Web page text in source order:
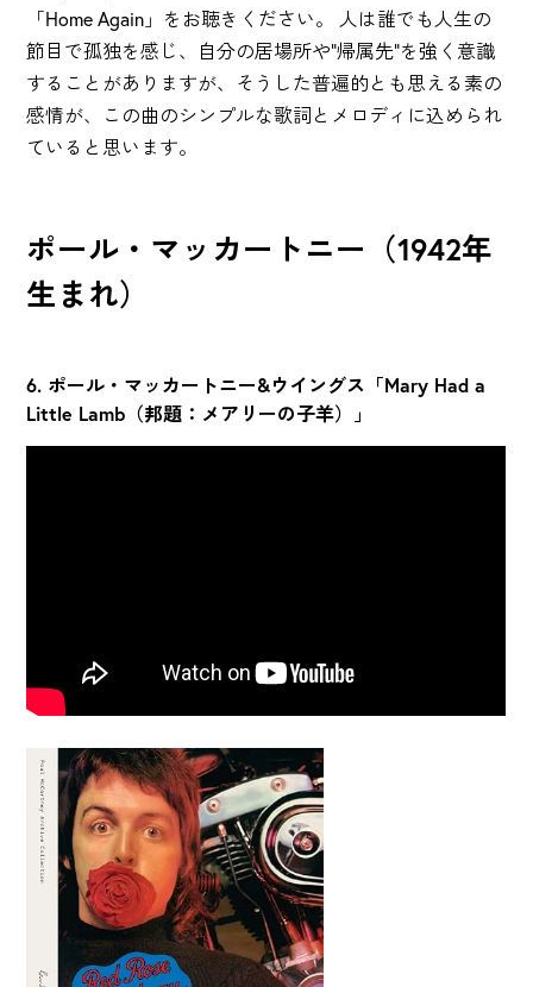
「Home Again」をお聴きください。 人は誰でも人生の
節目で孤独を感じ、自分の居場所や"帰属先"を強く意識
することがありますが、そうした普遍的とも思える素の
感情が、この曲のシンプルな歌詞とメロディに込められ
ていると思います。
ポール・マッカートニー（1942年
生まれ）
6. ポール・マッカートニー&ウイングス「Mary Had a
Little Lamb（邦題：メアリーの子羊）」